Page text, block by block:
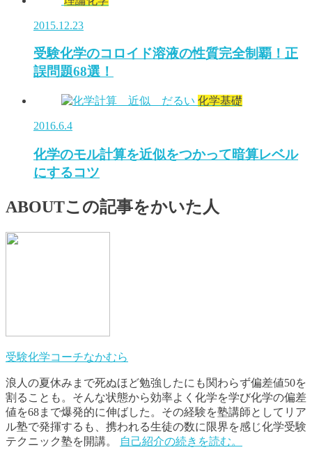
2015.12.23
受験化学のコロイド溶液の性質完全制覇！正
誤問題68選！
化学基礎
2016.6.4
化学のモル計算を近似をつかって暗算レベル
にするコツ
ABOUTこの記事をかいた人
受験化学コーチなかむら
浪人の夏休みまで死ぬほど勉強したにも関わらず偏差値50を
割ることも。そんな状態から効率よく化学を学び化学の偏差
値を68まで爆発的に伸ばした。その経験を塾講師としてリア
ル塾で発揮するも、携われる生徒の数に限界を感じ化学受験
テクニック塾を開講。
自己紹介の続きを読む。